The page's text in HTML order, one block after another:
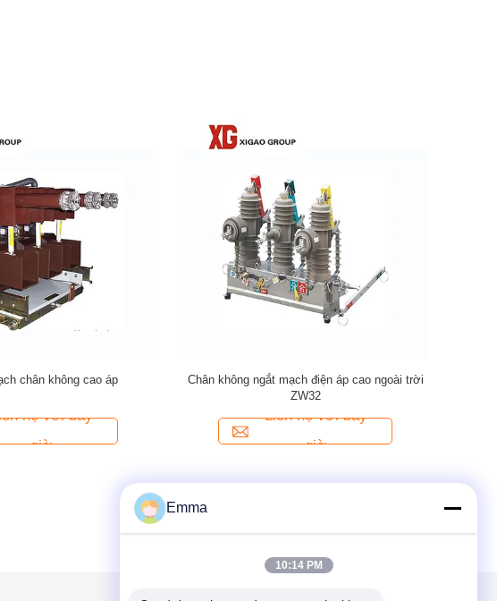
chân không thông minh
hệ với bây
giờ
Bộ ngắt mạch chân không ngoài trời ZW32-
12G / 630A Điện áp cao
Liên hệ với bây
giờ
Emma
10:14 PM